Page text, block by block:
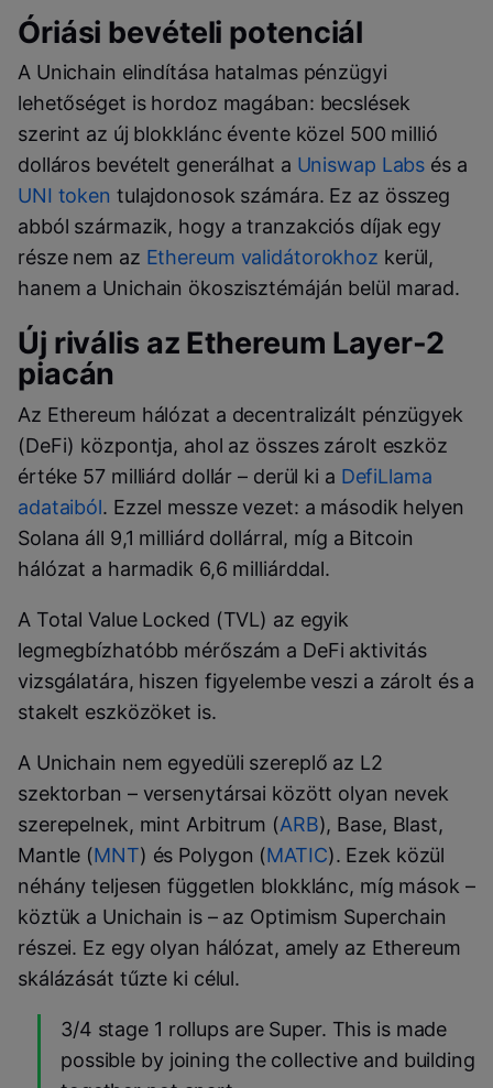
Óriási bevételi potenciál
A Unichain elindítása hatalmas pénzügyi
lehetőséget is hordoz magában: becslések
szerint az új blokklánc évente közel 500 millió
dolláros bevételt generálhat a Uniswap Labs és a
UNI token tulajdonosok számára. Ez az összeg
abból származik, hogy a tranzakciós díjak egy
része nem az Ethereum validátorokhoz kerül,
hanem a Unichain ökoszisztémáján belül marad.
Új rivális az Ethereum Layer-2
piacán
Az Ethereum hálózat a decentralizált pénzügyek
(DeFi) központja, ahol az összes zárolt eszköz
értéke 57 milliárd dollár – derül ki a DefiLlama
adataiból. Ezzel messze vezet: a második helyen
Solana áll 9,1 milliárd dollárral, míg a Bitcoin
hálózat a harmadik 6,6 milliárddal.
A Total Value Locked (TVL) az egyik
legmegbízhatóbb mérőszám a DeFi aktivitás
vizsgálatára, hiszen figyelembe veszi a zárolt és a
stakelt eszközöket is.
A Unichain nem egyedüli szereplő az L2
szektorban – versenytársai között olyan nevek
szerepelnek, mint Arbitrum (ARB), Base, Blast,
Mantle (MNT) és Polygon (MATIC). Ezek közül
néhány teljesen független blokklánc, míg mások –
köztük a Unichain is – az Optimism Superchain
részei. Ez egy olyan hálózat, amely az Ethereum
skálázását tűzte ki célul.
3/4 stage 1 rollups are Super. This is made
possible by joining the collective and building